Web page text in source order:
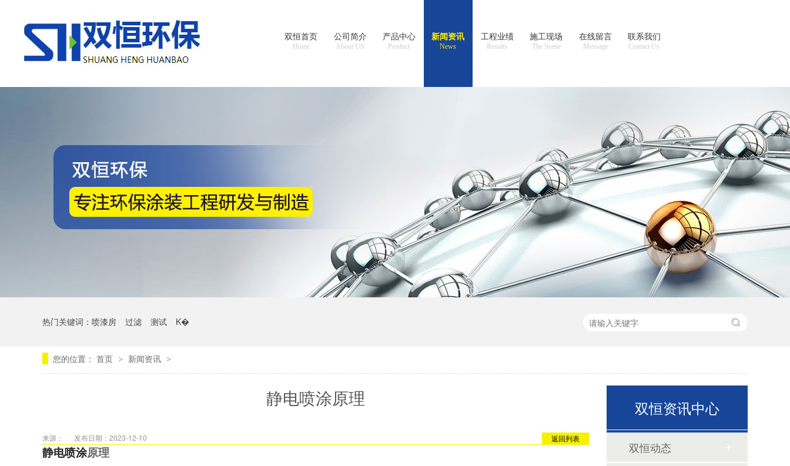
双恒首页
Home
公司简介
About US
产品中心
Product
新闻资讯
News
工程业绩
Results
施工现场
The Scene
在线留言
Message
联系我们
Contact Us
热门关键词： 喷漆房 过滤 测试 K�
您的位置： 首页 > 新闻资讯 >
静电喷涂原理
返回列表
来源： 发布日期：2023-12-10
静电喷涂原理
双恒资讯中心
双恒动态